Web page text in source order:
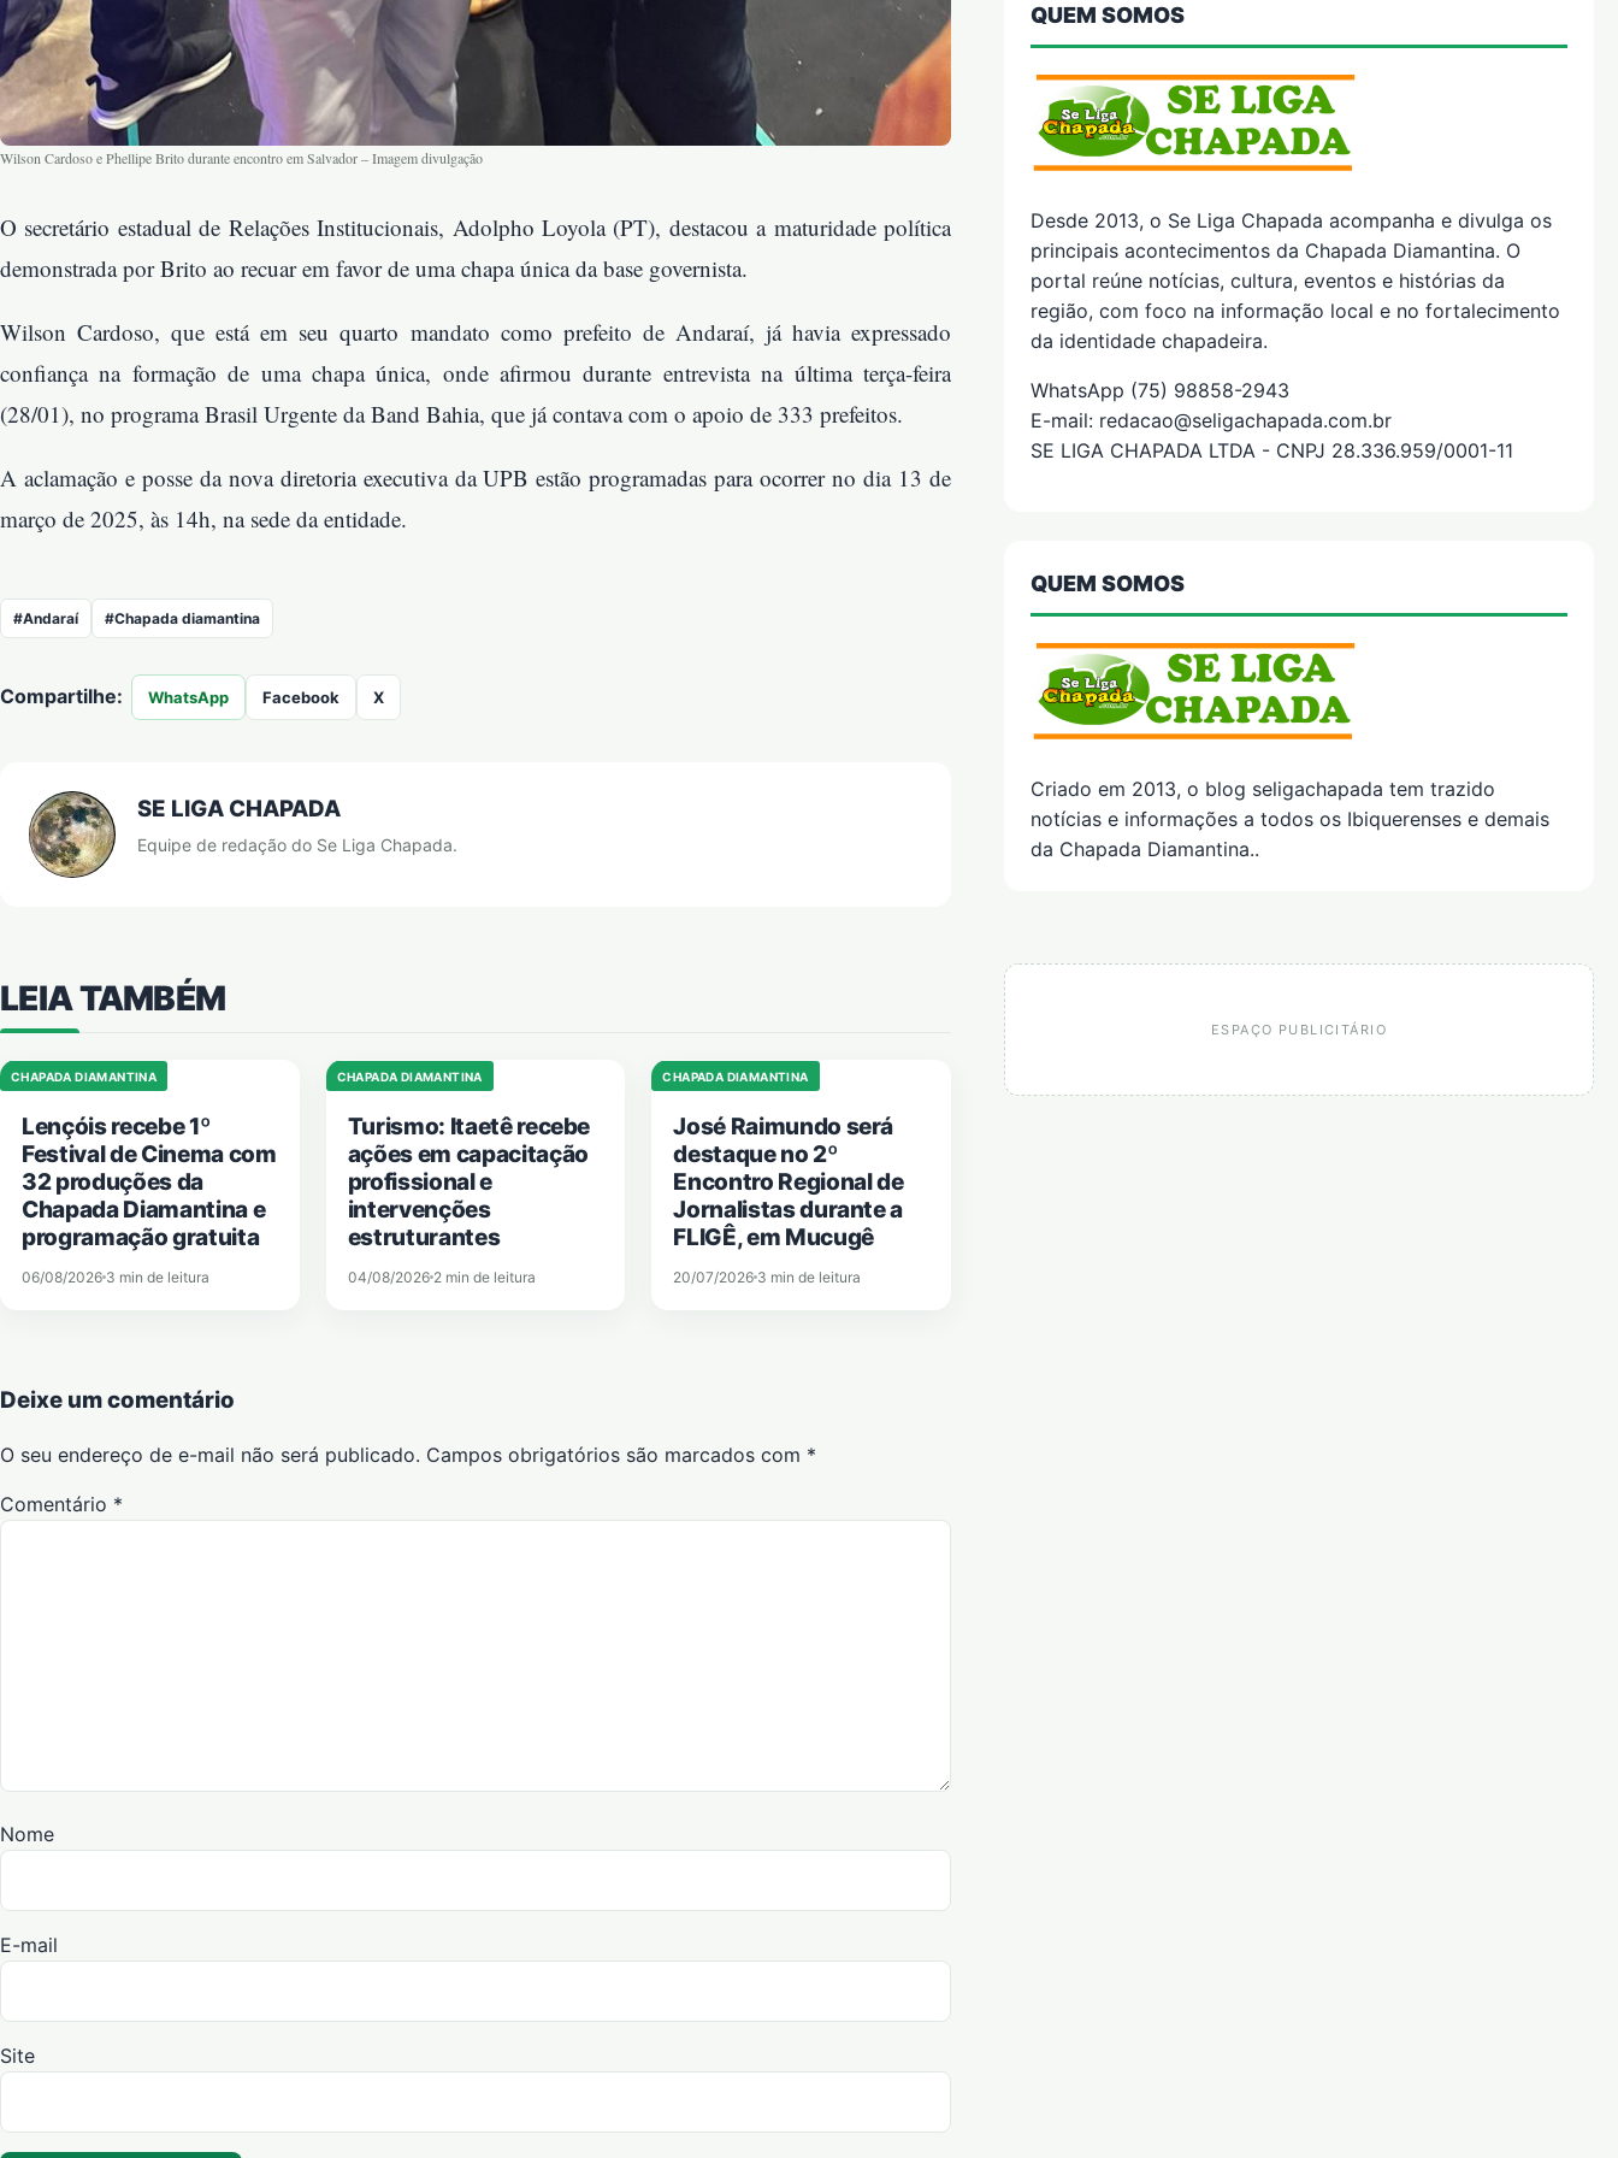
Wilson Cardoso e Phellipe Brito durante encontro em Salvador – Imagem divulgação
O secretário estadual de Relações Institucionais, Adolpho Loyola (PT), destacou a maturidade política
demonstrada por Brito ao recuar em favor de uma chapa única da base governista.
Wilson Cardoso, que está em seu quarto mandato como prefeito de Andaraí, já havia expressado
confiança na formação de uma chapa única, onde afirmou durante entrevista na última terça-feira
(28/01), no programa Brasil Urgente da Band Bahia, que já contava com o apoio de 333 prefeitos.
A aclamação e posse da nova diretoria executiva da UPB estão programadas para ocorrer no dia 13 de
março de 2025, às 14h, na sede da entidade.
#Andaraí #Chapada diamantina
Compartilhe: WhatsApp Facebook X
SE LIGA CHAPADA
Equipe de redação do Se Liga Chapada.
LEIA TAMBÉM
CHAPADA DIAMANTINA
Lençóis recebe 1º
Festival de Cinema com
32 produções da
Chapada Diamantina e
programação gratuita
06/08/2026 3 min de leitura
CHAPADA DIAMANTINA
Turismo: Itaetê recebe
ações em capacitação
profissional e
intervenções
estruturantes
04/08/2026 2 min de leitura
CHAPADA DIAMANTINA
José Raimundo será
destaque no 2º
Encontro Regional de
Jornalistas durante a
FLIGÊ, em Mucugê
20/07/2026 3 min de leitura
Deixe um comentário
O seu endereço de e-mail não será publicado. Campos obrigatórios são marcados com *
Comentário *
Nome
E-mail
Site
QUEM SOMOS
Desde 2013, o Se Liga Chapada acompanha e divulga os
principais acontecimentos da Chapada Diamantina. O
portal reúne notícias, cultura, eventos e histórias da
região, com foco na informação local e no fortalecimento
da identidade chapadeira.
WhatsApp (75) 98858-2943
E-mail: redacao@seligachapada.com.br
SE LIGA CHAPADA LTDA - CNPJ 28.336.959/0001-11
QUEM SOMOS
Criado em 2013, o blog seligachapada tem trazido
notícias e informações a todos os Ibiquerenses e demais
da Chapada Diamantina..
ESPAÇO PUBLICITÁRIO